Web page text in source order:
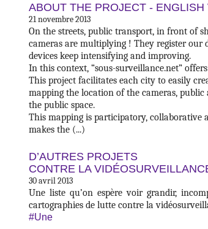
ABOUT THE PROJECT - ENGLISH
21 novembre 2013
On the streets, public transport, in front of
cameras are multiplying ! They register
devices keep intensifying and improving.
In this context, “sous-surveillance.net”
This project facilitates each city to easily
mapping the location of the cameras,
the public space.
This mapping is participatory, collaborative
makes the (...)
D’AUTRES PROJETS
CONTRE LA
30 avril 2013
Une liste qu’on espère voir grandir,
cartographies de lutte contre la
#Une